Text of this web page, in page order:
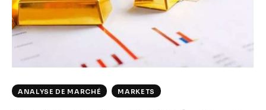
Climate
Tech
Reports
ANALYSE DE MARCHÉ MARKETS